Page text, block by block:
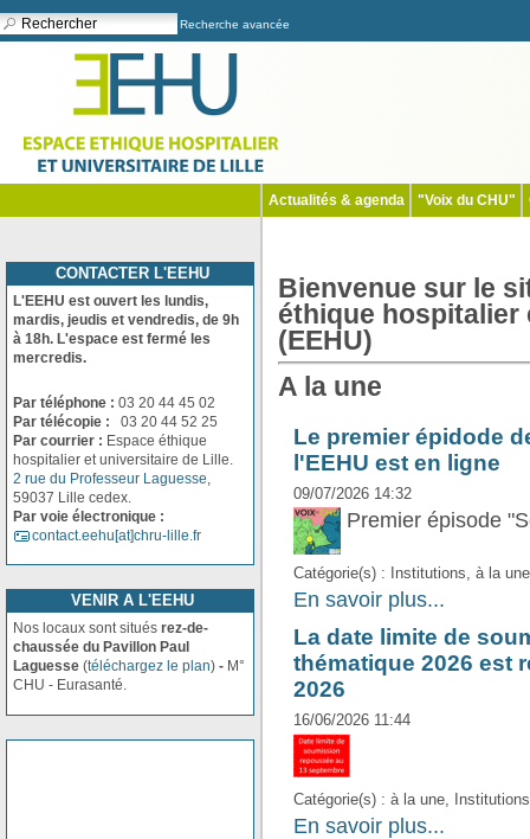
Recherche avancée
Actualités & agenda "Voix du CHU"
CONTACTER L'EEHU
L'EEHU est ouvert les lundis,
mardis, jeudis et vendredis, de 9h
à 18h. L'espace est fermé les
mercredis.
Par téléphone : 03 20 44 45 02
Par télécopie : 03 20 44 52 25
Par courrier : Espace éthique
hospitalier et universitaire de Lille.
2 rue du Professeur Laguesse
59037 Lille cedex.
Par voie électronique :
contact.eehu[at]chru-lille.fr
VENIR A L'EEHU
Nos locaux sont situés rez-de-
chaussée du Pavillon Paul
Laguesse (téléchargez le plan) - M°
CHU - Eurasanté.
Bienvenue sur le
éthique hospitalier
(EEHU)
A la une
Le premier épidode
l'EEHU est en ligne
09/07/2026 14:32
Premier épisode
Catégorie(s) : Institutions, à la une
En savoir plus...
La date limite de
thématique 2026 est
2026
16/06/2026 11:44
Catégorie(s) : à la une, Institutions
En savoir plus...